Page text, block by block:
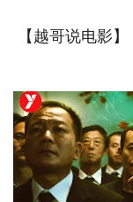
【越哥说电影】